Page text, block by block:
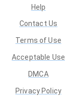
Help
Contact Us
Terms of Use
Acceptable Use
DMCA
Privacy Policy